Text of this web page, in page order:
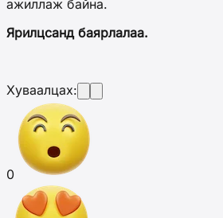
ажиллаж байна.
Ярилцсанд баярлалаа.
Хуваалцах:
0